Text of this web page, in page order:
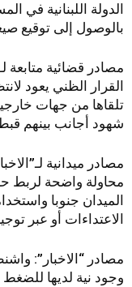
الدولة اللبنانية في
بالوصول إلى توقيع
مصادر قضائية متابعة
القرار الظني يعود
تلقاها من جهات
شهود أجانب بينهم
مصادر ميدانية
محاولة واضحة لربط
الميدان جنوبا
الاعتداءات أو عبر
مصادر “الاخبار”:
وجود نية لديها